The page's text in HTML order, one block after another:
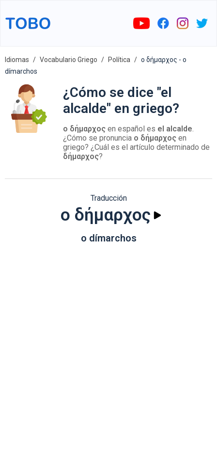
Idiomas Vocabulario Griego Política
ο δήμαρχος - o
dímarchos
¿Cómo se dice "el
alcalde" en griego?
ο δήμαρχος en español es el alcalde.
¿Cómo se pronuncia ο δήμαρχος en
griego? ¿Cuál es el artículo determinado de
δήμαρχος?
Traducción
ο δήμαρχος
o dímarchos